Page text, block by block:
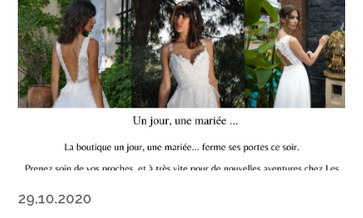
29.10.2020